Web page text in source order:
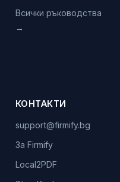
Всички ръководства
→
КОНТАКТИ
support@firmify.bg
За Firmify
Local2PDF